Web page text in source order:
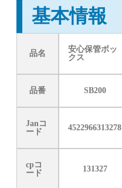
基本情報
品名
安心保管ボッ
クス
品番 SB200
Janコ
ード
4522966313278
cpコ
ード
131327